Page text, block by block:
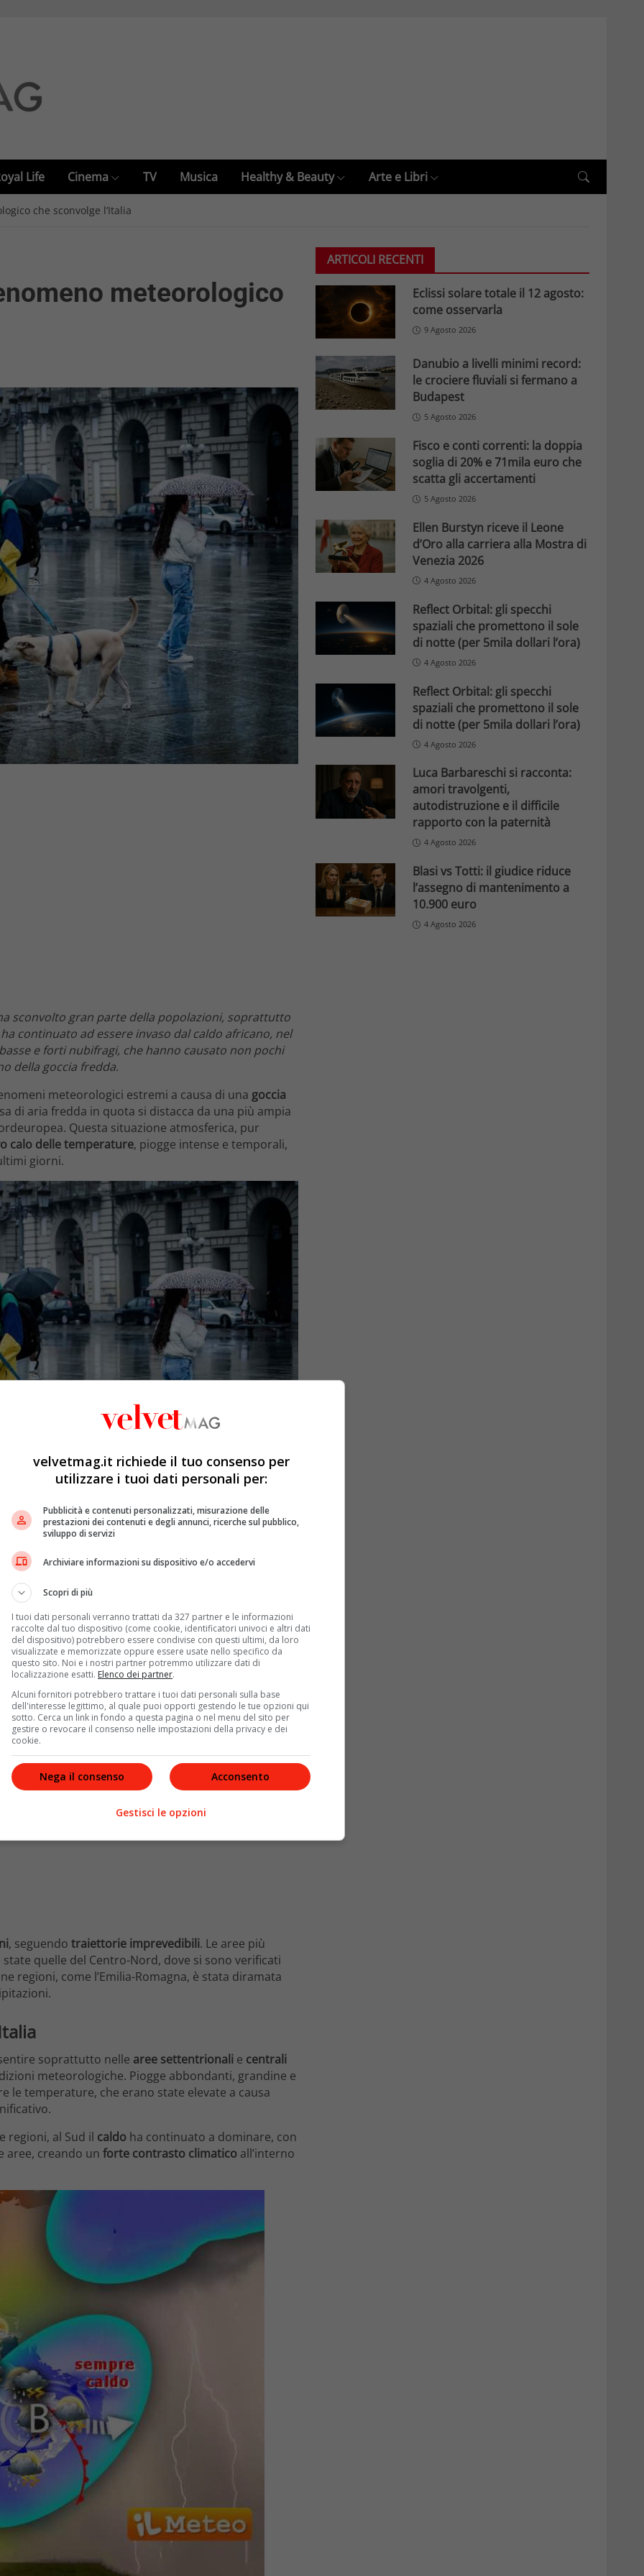
Life Cinema TV Musica Healthy & Beauty Arte e Libri
che sconvolge l’Italia
meteorologico
sconvolto gran parte della popolazioni, soprattutto
continuato ad essere invaso dal caldo africano, nel
e forti nubifragi, che hanno causato non pochi
della goccia fredda.
meteorologici estremi a causa di una goccia
di aria fredda in quota si distacca da una più ampia
Questa situazione atmosferica, pur
calo delle temperature, piogge intense e temporali,
giorni.
l’Italia, foto Ansa – VelvetMag
ciclonicoche contienearia polare. Questo
pressione, creando forti contrasti termici e
intensi. La particolarità della goccia fredda è che,
in quota e non al suolo, causando eventi
, seguendo traiettorie imprevedibili. Le aree più
quelle del Centro-Nord, dove si sono verificati
regioni, come l’Emilia-Romagna, è stata diramata
soprattutto nelle aree settentrionali e centrali
meteorologiche. Piogge abbondanti, grandine e
temperature, che erano state elevate a causa
regioni, al Sud il caldo ha continuato a dominare, con
aree, creando un forte contrasto climatico all’interno
ARTICOLI RECENTI
Eclissi solare totale il 12 agosto:
come osservarla
9 Agosto 2026
Danubio a livelli minimi record:
le crociere fluviali si fermano a
Budapest
5 Agosto 2026
Fisco e conti correnti: la doppia
soglia di 20% e 71mila euro che
scatta gli accertamenti
5 Agosto 2026
Ellen Burstyn riceve il Leone
d’Oro alla carriera alla Mostra di
Venezia 2026
4 Agosto 2026
Reflect Orbital: gli specchi
spaziali che promettono il sole
di notte (per 5mila dollari l’ora)
4 Agosto 2026
Reflect Orbital: gli specchi
spaziali che promettono il sole
di notte (per 5mila dollari l’ora)
4 Agosto 2026
Luca Barbareschi si racconta:
amori travolgenti,
autodistruzione e il difficile
rapporto con la paternità
4 Agosto 2026
Blasi vs Totti: il giudice riduce
l’assegno di mantenimento a
10.900 euro
4 Agosto 2026
velvetmag.it richiede il tuo consenso per
utilizzare i tuoi dati personali per:
Pubblicità e contenuti personalizzati, misurazione delle
prestazioni dei contenuti e degli annunci, ricerche sul pubblico,
sviluppo di servizi
Archiviare informazioni su dispositivo e/o accedervi
Scopri di più
I tuoi dati personali verranno trattati da 327 partner e le informazioni
raccolte dal tuo dispositivo (come cookie, identificatori univoci e altri dati
del dispositivo) potrebbero essere condivise con questi ultimi, da loro
visualizzate e memorizzate oppure essere usate nello specifico da
questo sito. Noi e i nostri partner potremmo utilizzare dati di
localizzazione esatti. Elenco dei partner.
Alcuni fornitori potrebbero trattare i tuoi dati personali sulla base
dell'interesse legittimo, al quale puoi opporti gestendo le tue opzioni qui
sotto. Cerca un link in fondo a questa pagina o nel menu del sito per
gestire o revocare il consenso nelle impostazioni della privacy e dei
cookie.
Acconsento
Nega il consenso
Gestisci le opzioni